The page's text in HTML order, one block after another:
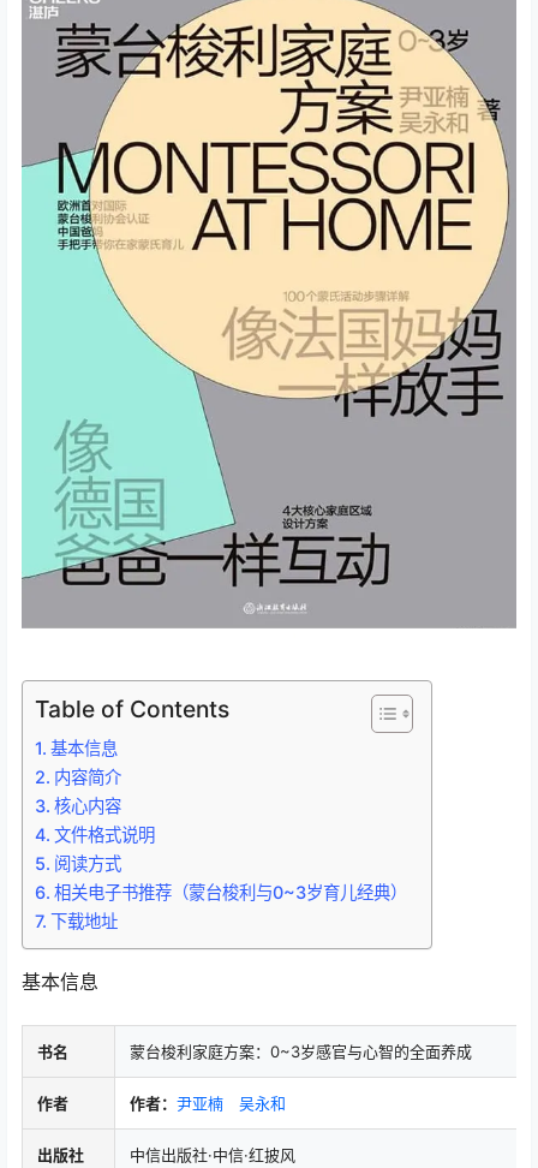
Table of Contents
基本信息
内容简介
核心内容
文件格式说明
阅读方式
相关电子书推荐（蒙台梭利与0~3岁育儿经典）
下载地址
基本信息
书名 蒙台梭利家庭方案：0~3岁感官与心智的全面养成
作者 作者： 尹亚楠 吴永和
出版社 中信出版社·中信·红披风